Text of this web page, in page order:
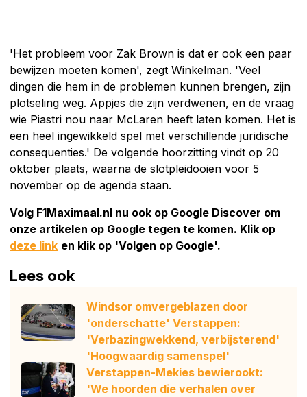
'Het probleem voor Zak Brown is dat er ook een paar
bewijzen moeten komen', zegt Winkelman. 'Veel
dingen die hem in de problemen kunnen brengen, zijn
plotseling weg. Appjes die zijn verdwenen, en de vraag
wie Piastri nou naar McLaren heeft laten komen. Het is
een heel ingewikkeld spel met verschillende juridische
consequenties.' De volgende hoorzitting vindt op 20
oktober plaats, waarna de slotpleidooien voor 5
november op de agenda staan.
Volg F1Maximaal.nl nu ook op Google Discover om
onze artikelen op Google tegen te komen. Klik op
deze link en klik op 'Volgen op Google'.
Lees ook
Windsor omvergeblazen door
'onderschatte' Verstappen:
'Verbazingwekkend, verbijsterend'
'Hoogwaardig samenspel'
Verstappen-Mekies bewierookt:
'We hoorden die verhalen over